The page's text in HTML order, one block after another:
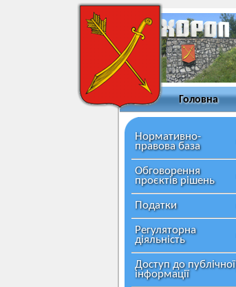
Головна
Нормативно-
правова база
Обговорення
проєктів рішень
Податки
Регуляторна
діяльність
Доступ до публічної
інформації